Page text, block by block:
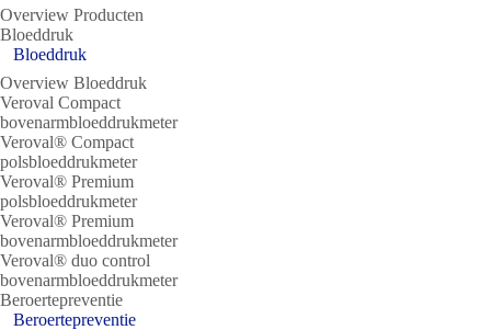
Overview Producten
Bloeddruk
Bloeddruk
Overview Bloeddruk
Veroval Compact
bovenarmbloeddrukmeter
Veroval® Compact
polsbloeddrukmeter
Veroval® Premium
polsbloeddrukmeter
Veroval® Premium
bovenarmbloeddrukmeter
Veroval® duo control
bovenarmbloeddrukmeter
Beroertepreventie
Beroertepreventie